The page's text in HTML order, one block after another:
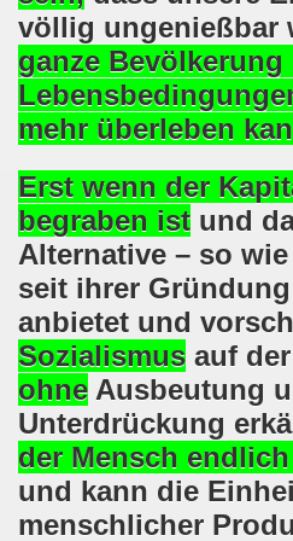
völlig ungenießbar
ganze
mehr überleben
Erst wenn der
begraben ist und
Alternative – so
seit ihrer
anbietet und
Sozialismus auf
ohne Ausbeutung
Unterdrückung
der Mensch
und kann die
menschlicher
ist bereit seit
ruft auf am
feierte am
751. Gelsenkirchener
gegen Inflation, gegen
mit bis zu etwa
Montagsdemo-Bewegung
mich aktiv am
gleichermaßen